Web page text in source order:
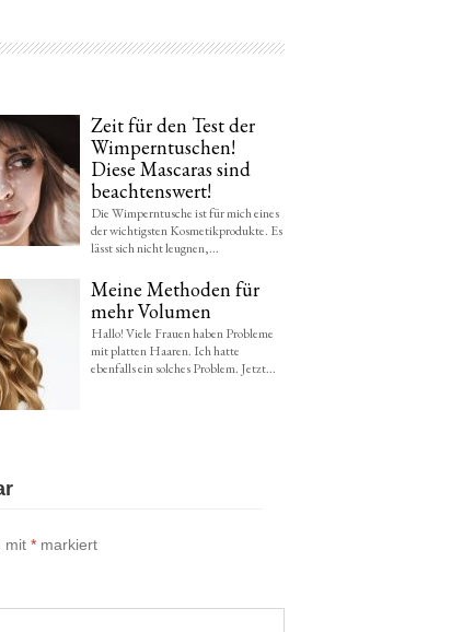
Zeit für den Test der
Wimperntuschen!
Diese Mascaras sind
beachtenswert!
Die Wimperntusche ist für mich eines
der wichtigsten Kosmetikprodukte. Es
lässt sich nicht leugnen,...
Meine Methoden für
mehr Volumen
Hallo! Viele Frauen haben Probleme
mit platten Haaren. Ich hatte
ebenfalls ein solches Problem. Jetzt...
mit * markiert